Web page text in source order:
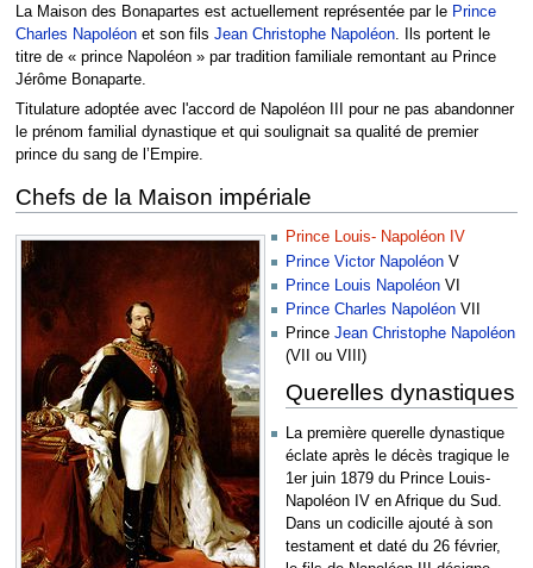
La Maison des Bonapartes est actuellement représentée par le Prince
Charles Napoléonet son fils Jean Christophe Napoléon. Ils portent le
titre de « prince Napoléon » par tradition familiale remontant au Prince
Jérôme Bonaparte.
Titulature adoptée avec l'accord de Napoléon III pour ne pas abandonner
le prénom familial dynastique et qui soulignait sa qualité de premier
prince du sang de l’Empire.
Chefs de la Maison impériale
Prince Louis- Napoléon IV
Prince Victor Napoléon V
Prince Louis Napoléon VI
Prince Charles Napoléon VII
PrinceJean Christophe Napoléon
(VII ou VIII)
Querelles dynastiques
La première querelle dynastique
éclate après le décès tragique le
1er juin 1879 du Prince Louis-
Napoléon IV en Afrique du Sud.
Dans un codicille ajouté à son
testament et daté du 26 février,